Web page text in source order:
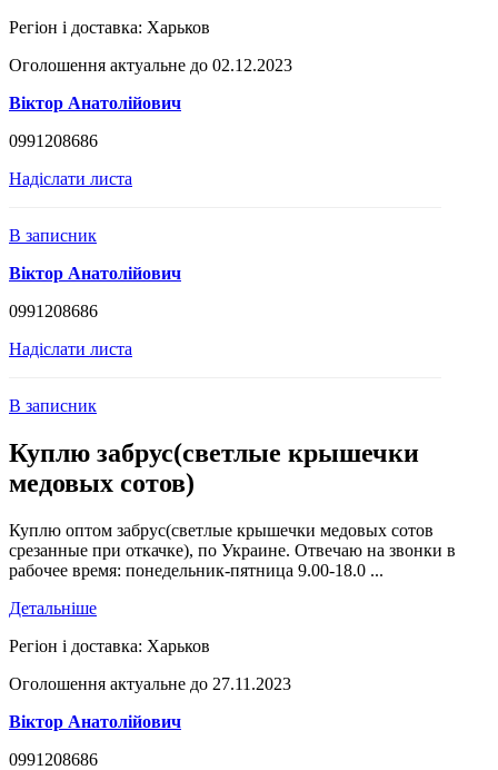
Регіон і доставка: Харьков
Оголошення актуальне до 02.12.2023
Віктор Анатолійович
0991208686
Надіслати листа
В записник
Віктор Анатолійович
0991208686
Надіслати листа
В записник
Куплю забрус(светлые крышечки
медовых сотов)
Куплю оптом забрус(светлые крышечки медовых сотов
срезанные при откачке), по Украине. Отвечаю на звонки в
рабочее время: понедельник-пятница 9.00-18.0 ...
Детальніше
Регіон і доставка: Харьков
Оголошення актуальне до 27.11.2023
Віктор Анатолійович
0991208686